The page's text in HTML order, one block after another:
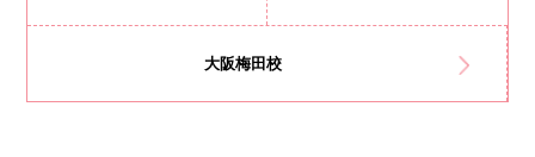
大阪梅田校